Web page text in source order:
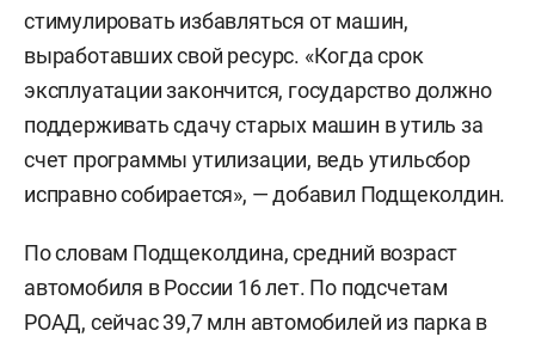
стимулировать избавляться от машин,
выработавших свой ресурс. «Когда срок
эксплуатации закончится, государство должно
поддерживать сдачу старых машин в утиль за
счет программы утилизации, ведь утильсбор
исправно собирается», — добавил Подщеколдин.
По словам Подщеколдина, средний возраст
автомобиля в России 16 лет. По подсчетам
РОАД, сейчас 39,7 млн автомобилей из парка в